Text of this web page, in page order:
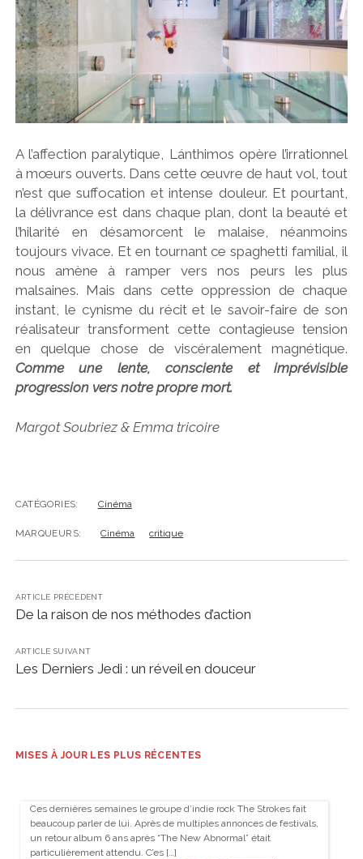
A l’affection paralytique, Lánthimos opère l’irrationnel
à mœurs ouverts. Dans cette œuvre de haut vol, tout
n’est que suffocation et intense douleur. Et pourtant,
la délivrance est dans chaque plan, dont la beauté et
l’hilarité en désamorcent le malaise, néanmoins
toujours vivace. Et en tournant ce spaghetti familial, il
nous amène à ramper vers nos peurs les plus
malsaines. Mais dans cette oppression de chaque
instant, le cynisme du récit et le savoir-faire de son
réalisateur transforment cette contagieuse tension
en quelque chose de viscéralement magnétique.
Comme une lente, consciente et imprévisible
progression vers notre propre mort.
Margot Soubriez & Emma tricoire
CATÉGORIES: Cinéma
MARQUEURS: Cinéma critique
ARTICLE PRÉCÉDENT
De la raison de nos méthodes d’action
ARTICLE SUIVANT
Les Derniers Jedi : un réveil en douceur
MISES À JOUR LES PLUS RÉCENTES
Ces dernières semaines le groupe d’indie rock The Strokes fait
beaucoup parler de lui. Après de multiples annonces de festivals,
un retour album 6 ans après “The New Abnormal” était
particulièrement attendu. C’es […]